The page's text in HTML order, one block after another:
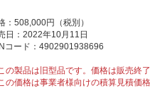
：508,000円（税別）
日：2022年10月11日
コード：4902901938696
の製品は旧型品です。価格は販売終
の価格は事業者様向けの積算見積価